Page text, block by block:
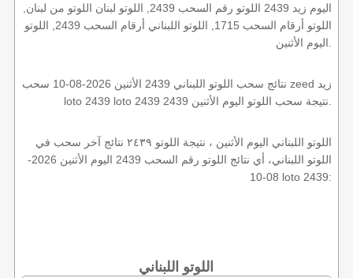
اليوم زيد 2439 اللوتو رقم السحب 2439, اللوتو لبنان اللوتو من لبنان,
اللوتو أرقام السحب 1715, اللوتو اللبناني أرقام السحب 2439, اللوتو
نتائج سحب اللوتو اللبناني 2439 الأثنين 2026-08-10 سحب zeed زيد
اللوتو اللبناني اليوم الأثنين ، نتيجة اللوتو ٢٤٣٩ نتائج آخر سحب في
اللوتو اللبناني، أي نتائج اللوتو رقم السحب 2439 اليوم الأثنين 2026-
08-10 loto 2439:
اللوتو اللبناني